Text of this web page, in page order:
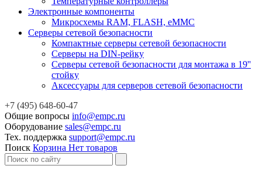
Электронные компоненты
Микросхемы RAM, FLASH, eMMC
Серверы сетевой безопасности
Компактные серверы сетевой безопасности
Серверы на DIN-рейку
Серверы сетевой безопасности для монтажа в 19''
стойку
Аксессуары для серверов сетевой безопасности
+7 (495) 648-60-47
Общие вопросы info@empc.ru
Оборудование sales@empc.ru
Тех. поддержка support@empc.ru
Поиск Корзина Нет товаров